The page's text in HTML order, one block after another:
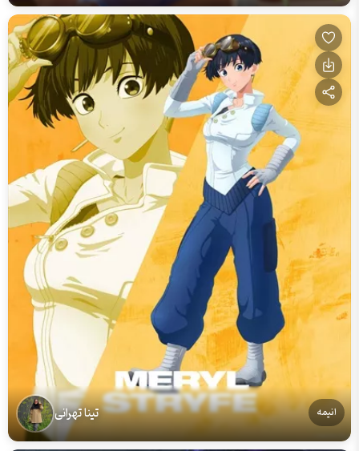
انیمه تینا تهرانی